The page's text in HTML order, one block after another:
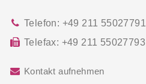
Telefon: +49 211 55027791
Telefax: +49 211 55027793
Kontakt aufnehmen